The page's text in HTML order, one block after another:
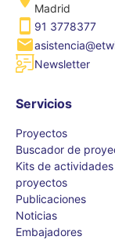
Madrid
91 3778377
Newsletter
Servicios
Proyectos
Buscador de
Kits de
proyectos
Publicaciones
Noticias
Embajadores